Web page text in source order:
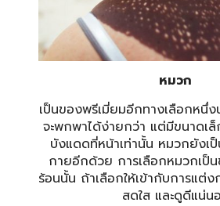
หมวก
เป็นของพรีเมี่ยมอีกทางเลือกหนึ่
จะพกพาได้ง่ายกว่า แต่มีขนาดเ
บังแดดที่หน้าเท่านั้น หมวกยังเ
กายอีกด้วย การเลือกหมวกเป็
ร้อนนั้น ถ้าเลือกให้เข้ากับการแต่
สดใส และดูดีแน่น